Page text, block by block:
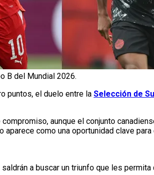
B del Mundial 2026.
puntos, el duelo entre la Selección de
aunque el conjunto
como una oportunidad clave
a buscar un triunfo que les